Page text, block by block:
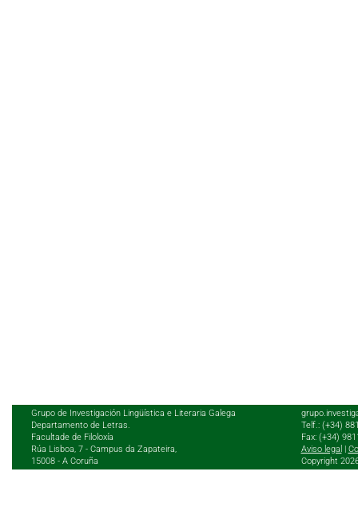
Grupo de Investigación Lingüística e Literaria Galega
Departamento de Letras.
Facultade de Filoloxía
Rúa Lisboa, 7 - Campus da Zapateira,
15008 - A Coruña
Telf.: (+34)
Fax: (+34)
Aviso legal
Copyright